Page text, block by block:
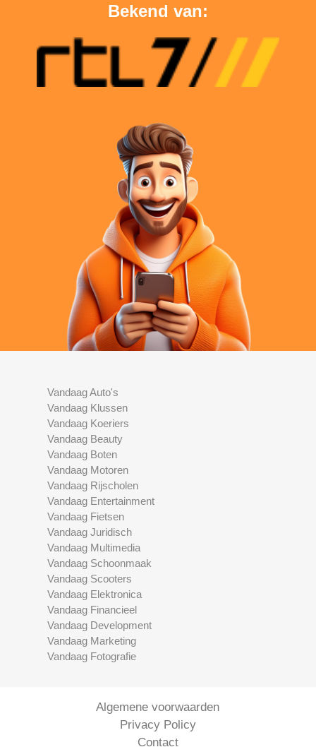
Bekend van:
Vandaag Auto's
Vandaag Klussen
Vandaag Koeriers
Vandaag Beauty
Vandaag Boten
Vandaag Motoren
Vandaag Rijscholen
Vandaag Entertainment
Vandaag Fietsen
Vandaag Juridisch
Vandaag Multimedia
Vandaag Schoonmaak
Vandaag Scooters
Vandaag Elektronica
Vandaag Financieel
Vandaag Development
Vandaag Marketing
Vandaag Fotografie
Algemene voorwaarden
Privacy Policy
Contact